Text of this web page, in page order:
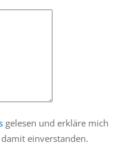
gelesen und erkläre mich
einverstanden.